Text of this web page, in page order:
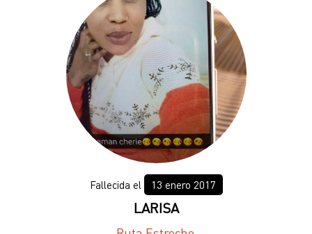
13 enero 2017
LARISA